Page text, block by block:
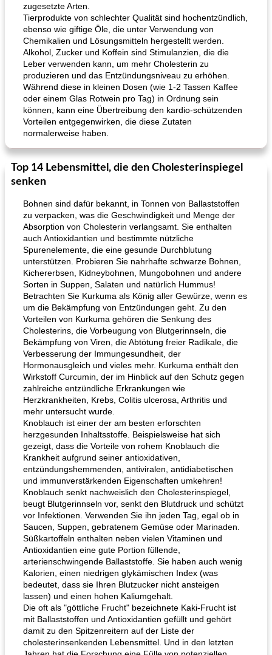
zugesetzte Arten.
Tierprodukte von schlechter Qualität sind hochentzündlich,
ebenso wie giftige Öle, die unter Verwendung von
Chemikalien und Lösungsmitteln hergestellt werden.
Alkohol, Zucker und Koffein sind Stimulanzien, die die
Leber verwenden kann, um mehr Cholesterin zu
produzieren und das Entzündungsniveau zu erhöhen.
Während diese in kleinen Dosen (wie 1-2 Tassen Kaffee
oder einem Glas Rotwein pro Tag) in Ordnung sein
können, kann eine Übertreibung den kardio-schützenden
Vorteilen entgegenwirken, die diese Zutaten
normalerweise haben.
Top 14 Lebensmittel, die den Cholesterinspiegel
senken
Bohnen sind dafür bekannt, in Tonnen von Ballaststoffen
zu verpacken, was die Geschwindigkeit und Menge der
Absorption von Cholesterin verlangsamt. Sie enthalten
auch Antioxidantien und bestimmte nützliche
Spurenelemente, die eine gesunde Durchblutung
unterstützen. Probieren Sie nahrhafte schwarze Bohnen,
Kichererbsen, Kidneybohnen, Mungobohnen und andere
Sorten in Suppen, Salaten und natürlich Hummus!
Betrachten Sie Kurkuma als König aller Gewürze, wenn es
um die Bekämpfung von Entzündungen geht. Zu den
Vorteilen von Kurkuma gehören die Senkung des
Cholesterins, die Vorbeugung von Blutgerinnseln, die
Bekämpfung von Viren, die Abtötung freier Radikale, die
Verbesserung der Immungesundheit, der
Hormonausgleich und vieles mehr. Kurkuma enthält den
Wirkstoff Curcumin, der im Hinblick auf den Schutz gegen
zahlreiche entzündliche Erkrankungen wie
Herzkrankheiten, Krebs, Colitis ulcerosa, Arthritis und
mehr untersucht wurde.
Knoblauch ist einer der am besten erforschten
herzgesunden Inhaltsstoffe. Beispielsweise hat sich
gezeigt, dass die Vorteile von rohem Knoblauch die
Krankheit aufgrund seiner antioxidativen,
entzündungshemmenden, antiviralen, antidiabetischen
und immunverstärkenden Eigenschaften umkehren!
Knoblauch senkt nachweislich den Cholesterinspiegel,
beugt Blutgerinnseln vor, senkt den Blutdruck und schützt
vor Infektionen. Verwenden Sie ihn jeden Tag, egal ob in
Saucen, Suppen, gebratenem Gemüse oder Marinaden.
Süßkartoffeln enthalten neben vielen Vitaminen und
Antioxidantien eine gute Portion füllende,
arterienschwingende Ballaststoffe. Sie haben auch wenig
Kalorien, einen niedrigen glykämischen Index (was
bedeutet, dass sie Ihren Blutzucker nicht ansteigen
lassen) und einen hohen Kaliumgehalt.
Die oft als "göttliche Frucht" bezeichnete Kaki-Frucht ist
mit Ballaststoffen und Antioxidantien gefüllt und gehört
damit zu den Spitzenreitern auf der Liste der
cholesterinsenkenden Lebensmittel. Und in den letzten